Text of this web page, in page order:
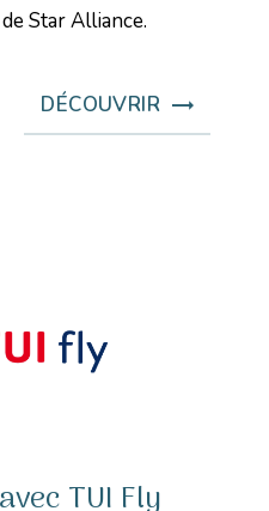
Star Alliance.
DÉCOUVRIR
TUI Fly